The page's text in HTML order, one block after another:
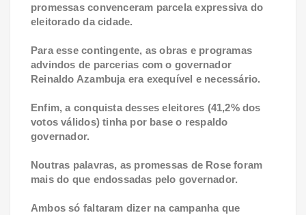
promessas convenceram parcela expressiva do
eleitorado da cidade.
Para esse contingente, as obras e programas
advindos de parcerias com o governador
Reinaldo Azambuja era exequível e necessário.
Enfim, a conquista desses eleitores (41,2% dos
votos válidos) tinha por base o respaldo
governador.
Noutras palavras, as promessas de Rose foram
mais do que endossadas pelo governador.
Ambos só faltaram dizer na campanha que